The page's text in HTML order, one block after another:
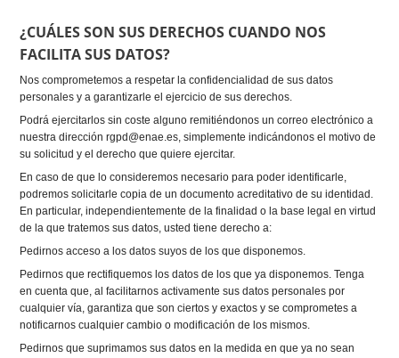
¿CUÁLES SON SUS DERECHOS CUANDO NOS
FACILITA SUS DATOS?
Nos comprometemos a respetar la confidencialidad de sus datos
personales y a garantizarle el ejercicio de sus derechos.
Podrá ejercitarlos sin coste alguno remitiéndonos un correo electrónico a
nuestra dirección rgpd@enae.es, simplemente indicándonos el motivo de
su solicitud y el derecho que quiere ejercitar.
En caso de que lo consideremos necesario para poder identificarle,
podremos solicitarle copia de un documento acreditativo de su identidad.
En particular, independientemente de la finalidad o la base legal en virtud
de la que tratemos sus datos, usted tiene derecho a:
Pedirnos acceso a los datos suyos de los que disponemos.
Pedirnos que rectifiquemos los datos de los que ya disponemos. Tenga
en cuenta que, al facilitarnos activamente sus datos personales por
cualquier vía, garantiza que son ciertos y exactos y se comprometes a
notificarnos cualquier cambio o modificación de los mismos.
Pedirnos que suprimamos sus datos en la medida en que ya no sean